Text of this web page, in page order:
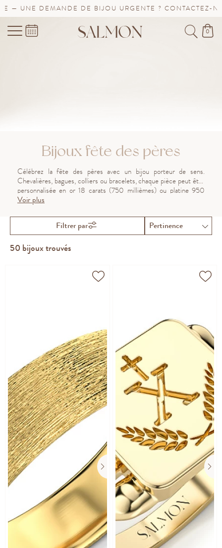
DEMANDE DE BIJOU URGENTE ? CONTACTEZ-NOUS !
0
Bijoux fête des pères
Célébrez la fête des pères avec un bijou porteur de sens.
Chevalières, bagues, colliers ou bracelets, chaque pièce peut être
personnalisée en or 18 carats (750 millièmes) ou platine 950
millièmes pour créer un cadeau unique. Offrez-lui un bijou
Voir plus
50 bijoux trouvés
Filtrer par